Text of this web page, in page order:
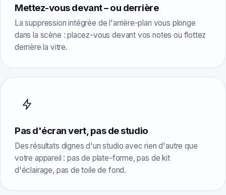
Mettez-vous devant – ou derrière
La suppression intégrée de l'arrière-plan vous plonge
dans la scène : placez-vous devant vos notes ou flottez
derrière la vitre.
Pas d'écran vert, pas de studio
Des résultats dignes d'un studio avec rien d'autre que
votre appareil : pas de plate-forme, pas de kit
d'éclairage, pas de toile de fond.